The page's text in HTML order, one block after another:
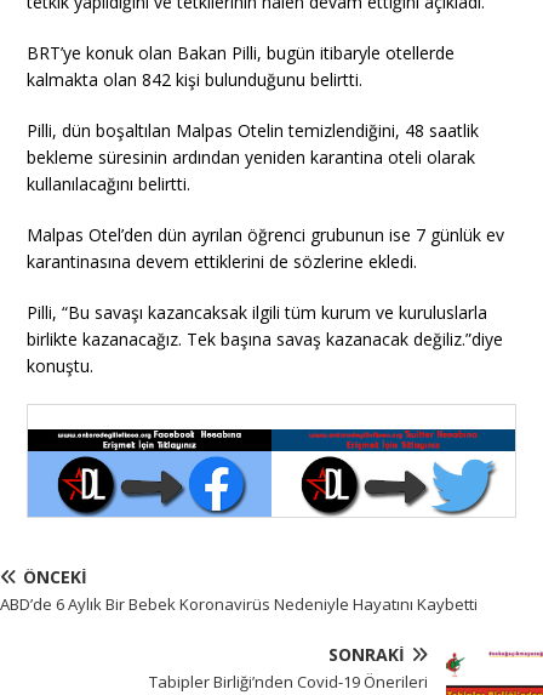
BRT’ye konuk olan Bakan Pilli, bugün itibaryle otellerde
kalmakta olan 842 kişi bulunduğunu belirtti.
Pilli, dün boşaltılan Malpas Otelin temizlendiğini, 48 saatlik
bekleme süresinin ardından yeniden karantina oteli olarak
kullanılacağını belirtti.
Malpas Otel’den dün ayrılan öğrenci grubunun ise 7 günlük ev
karantinasına devem ettiklerini de sözlerine ekledi.
Pilli, “Bu savaşı kazancaksak ilgili tüm kurum ve kuruluslarla
birlikte kazanacağız. Tek başına savaş kazanacak değiliz.”diye
konuştu.
ÖNCEKI
ABD’de 6 Aylık Bir Bebek Koronavirüs Nedeniyle Hayatını Kaybetti
SONRAKI
Tabipler Birliği’nden Covid-19 Önerileri